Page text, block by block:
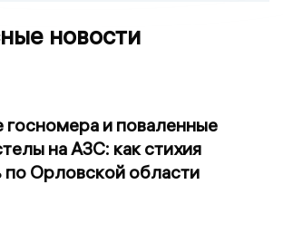
новости
и поваленные
на АЗС: как стихия
Орловской области